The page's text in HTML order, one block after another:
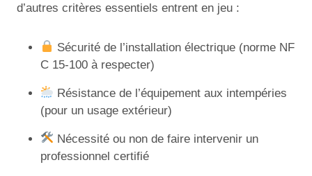
d’autres critères essentiels entrent en jeu :
Sécurité de l’installation électrique (norme NF
C 15-100 à respecter)
Résistance de l’équipement aux intempéries
(pour un usage extérieur)
Nécessité ou non de faire intervenir un
professionnel certifié